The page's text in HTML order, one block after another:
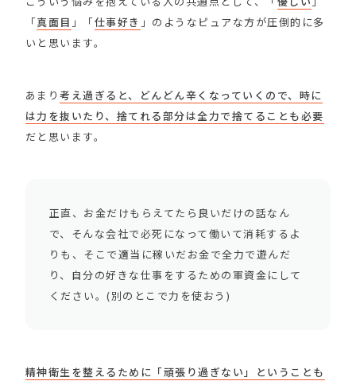
「真面目 」「仕事好き 」のようなピュアな方が圧倒的に多
いと思います。
あまり考え過ぎると、どんどん辛くなっていくので、時に
は力を抜いたり、捨てれる部分は全力で捨てることも必要
だと思います。
正直、お金だけもらえてたら良いだけの話なん
で、そんな会社で必死になって働いて消耗するよ
りも、そこで適当に稼いだお金で全力で遊んだ
り、自分の好きな仕事をするための軍資金にして
ください。(別のとこで力を使おう)
精神衛生を整えるために「頑張り過ぎない」ということも